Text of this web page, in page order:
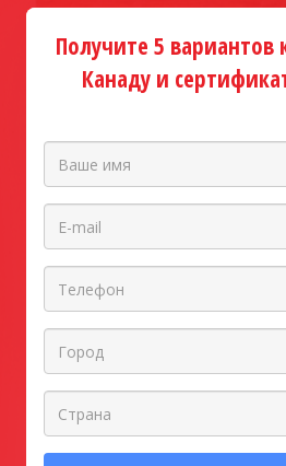
Получите 5 вариантов
Канаду и